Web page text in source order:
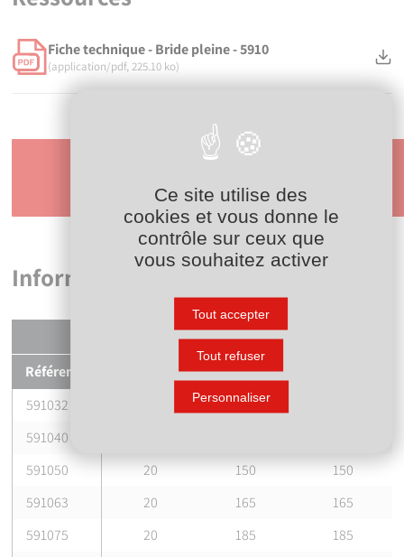
Fiche technique - Bride pleine - 5910
(application/pdf, 225.10 ko)
Demander
un devis
Informations logistiques
Pièce
Référence
Larg. (mm) Prof. (mm)
591032
115
591040
591050
20 150
150
591063
20 165
165
591075
20 185
185
Ce site utilise des
cookies et vous donne le
contrôle sur ceux que
vous souhaitez activer
Tout accepter
Tout refuser
Personnaliser